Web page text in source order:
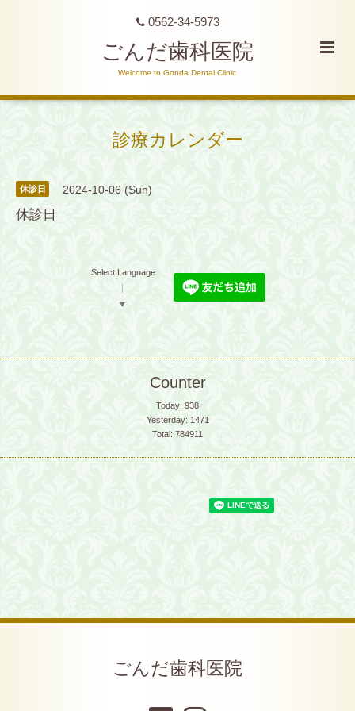
0562-34-5973
ごんだ歯科医院
Welcome to Gonda Dental Clinic
診療カレンダー
休診日 2024-10-06 (Sun)
休診日
Select Language
▼
Counter
Today: 938
Yesterday: 1471
Total: 784911
ごんだ歯科医院